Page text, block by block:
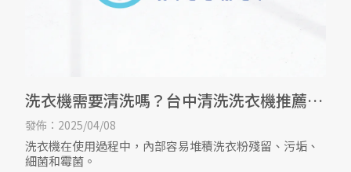
洗衣機需要清洗嗎？台中清洗洗衣機推薦/
台中洗衣機清潔
發佈：2025/04/08
洗衣機在使用過程中，內部容易堆積洗衣粉殘留、污垢、
細菌和霉菌。